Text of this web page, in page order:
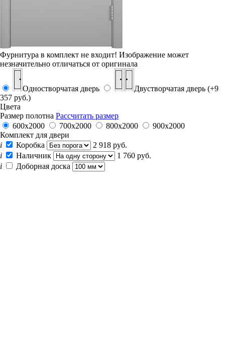
Фурнитура в комплект не входит! Изображение может
незначительно отличаться от оригинала
Одностворчатая дверь
Двустворчатая дверь (+9
357 руб.)
Цвета
Размер полотна Рассчитать размер
600x2000
700x2000 800x2000
900x2000
Комплект для двери
i
Коробка
2 918 руб.
i
Наличник
1 760 руб.
i
Доборная доска